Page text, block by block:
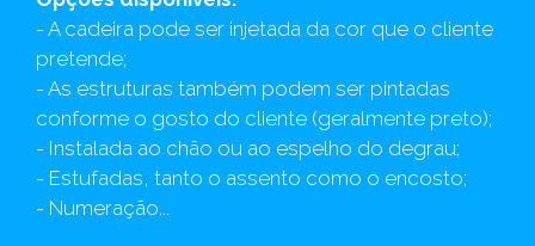
- A cadeira pode ser injetada da cor que o cliente
pretende;
- As estruturas também podem ser pintadas
conforme o gosto do cliente (geralmente preto);
- Instalada ao chão ou ao espelho do degrau;
- Estufadas, tanto o assento como o encosto;
- Numeração...